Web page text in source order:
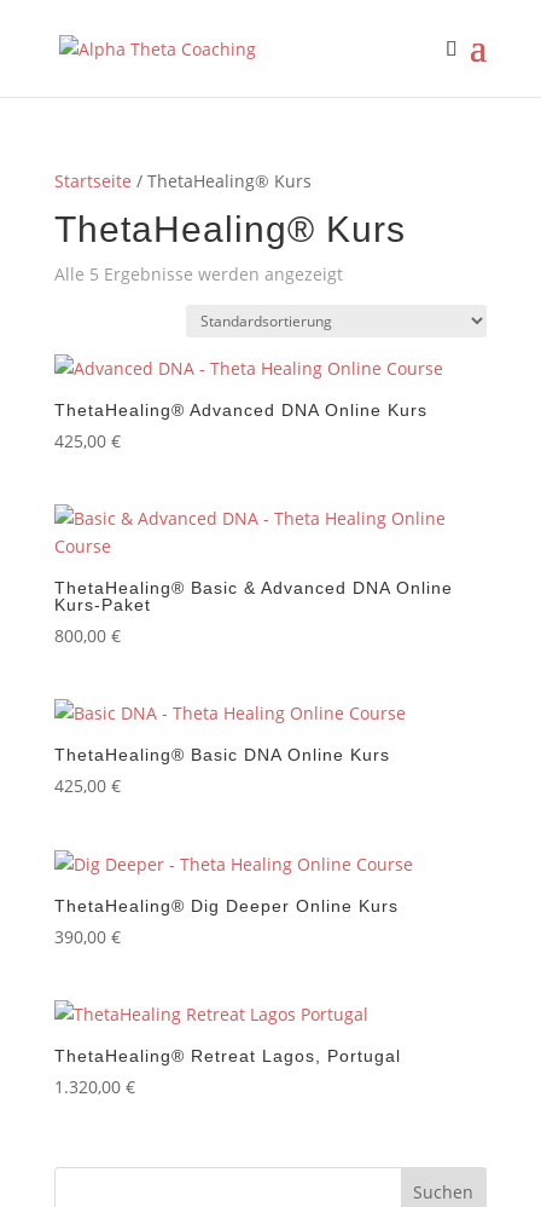
Startseite / ThetaHealing® Kurs
ThetaHealing® Kurs
Alle 5 Ergebnisse werden angezeigt
ThetaHealing® Advanced DNA Online Kurs
425,00 €
ThetaHealing® Basic & Advanced DNA Online
Kurs-Paket
800,00 €
ThetaHealing® Basic DNA Online Kurs
425,00 €
ThetaHealing® Dig Deeper Online Kurs
390,00 €
ThetaHealing® Retreat Lagos, Portugal
1.320,00 €